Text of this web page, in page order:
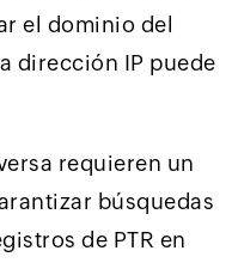
el dominio del
dirección IP puede
requieren un
búsquedas
de PTR en